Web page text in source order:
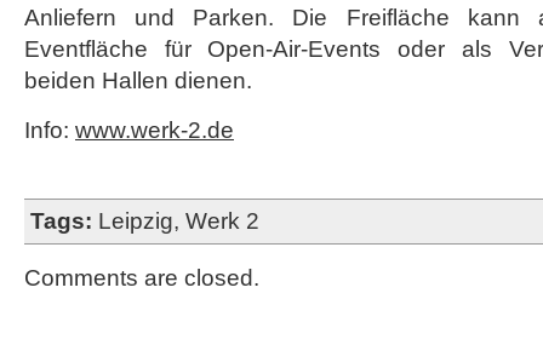
Anliefern und Parken. Die Freifläche kann
Eventfläche für Open-Air-Events oder als
beiden Hallen dienen.
Info: www.werk-2.de
Tags: Leipzig, Werk 2
Comments are closed.